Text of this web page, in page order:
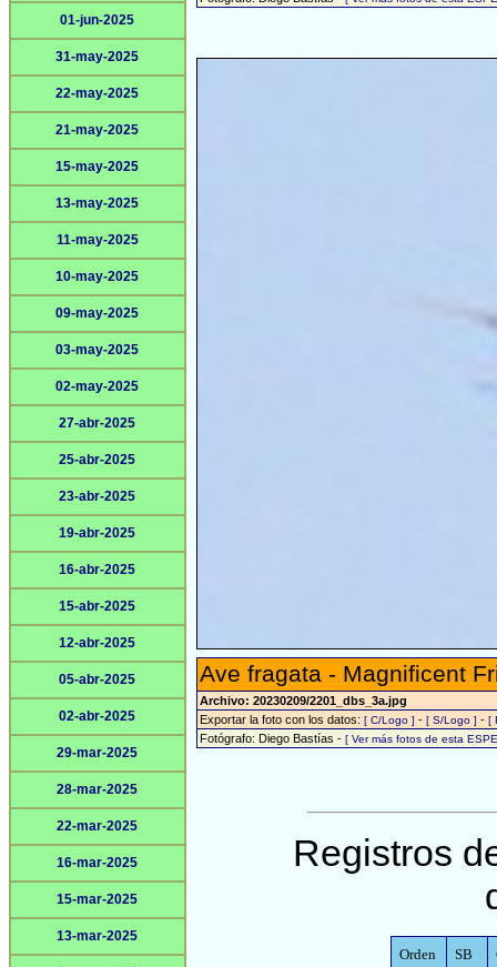
01-jun-2025
31-may-2025
22-may-2025
21-may-2025
15-may-2025
13-may-2025
11-may-2025
10-may-2025
09-may-2025
03-may-2025
02-may-2025
27-abr-2025
25-abr-2025
23-abr-2025
19-abr-2025
16-abr-2025
15-abr-2025
12-abr-2025
05-abr-2025
02-abr-2025
29-mar-2025
28-mar-2025
22-mar-2025
16-mar-2025
15-mar-2025
13-mar-2025
Ave fragata - Magnificent
Archivo: 20230209/2201_dbs_3a.jpg
Exportar la foto con los datos: [ C/Logo ] - [ S/Logo ] - [
Fotógrafo: Diego Bastías - [ Ver más fotos de esta
Registros
Orden SB